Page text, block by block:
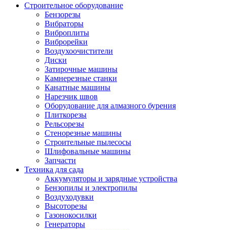
Строительное оборудование
Бензорезы
Вибраторы
Виброплиты
Виброрейки
Воздухоочистители
Диски
Затирочные машины
Камнерезные станки
Канатные машины
Нарезчик швов
Оборудование для алмазного бурения
Плиткорезы
Рельсорезы
Стенорезные машины
Строительные пылесосы
Шлифовальные машины
Запчасти
Техника для сада
Аккумуляторы и зарядные устройства
Бензопилы и электропилы
Воздуходувки
Высоторезы
Газонокосилки
Генераторы